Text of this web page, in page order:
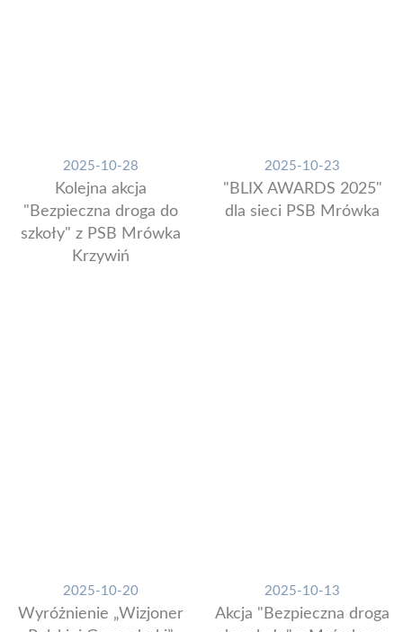
2025-10-28
Kolejna akcja
"Bezpieczna droga do
szkoły" z PSB Mrówka
Krzywiń
2025-10-23
"BLIX AWARDS 2025"
dla sieci PSB Mrówka
2025-10-20
Wyróżnienie „Wizjoner
2025-10-13
Akcja "Bezpieczna droga